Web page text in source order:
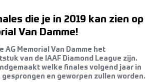
die je in 2019 kan zien op
Van Damme!
AG Memorial Van Damme het
van de IAAF Diamond League zijn.
welke finales volgend jaar in
gesprongen en geworpen zullen worden.